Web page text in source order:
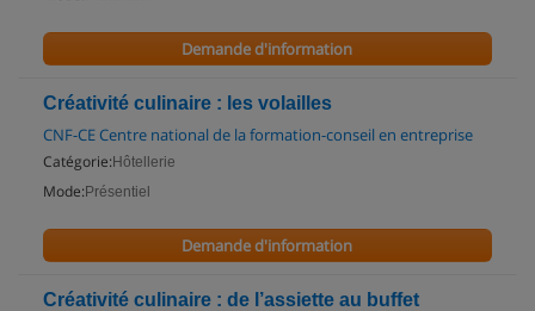
Demande d'information
Créativité culinaire : les volailles
CNF-CE Centre national de la formation-conseil en entreprise
Catégorie: Hôtellerie
Mode: Présentiel
Demande d'information
Créativité culinaire : de l’assiette au buffet